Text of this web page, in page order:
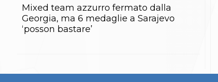
Media
Partners
Trasparenza
Mixed team azzurro fermato dalla
Georgia, ma 6 medaglie a Sarajevo
‘posson bastare’